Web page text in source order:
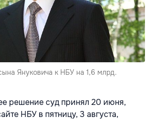
Януковича к НБУ на 1,6 млрд.
решение суд принял 20 июня,
НБУ в пятницу, 3 августа,